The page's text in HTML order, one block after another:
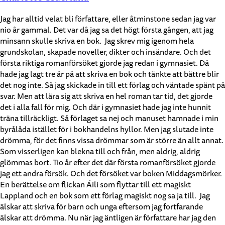
Jag har alltid velat bli författare, eller åtminstone sedan jag var
nio år gammal. Det var då jag sa det högt första gången, att jag
minsann skulle skriva en bok. Jag skrev mig igenom hela
grundskolan, skapade noveller, dikter och insändare. Och det
första riktiga romanförsöket gjorde jag redan i gymnasiet. Då
hade jag lagt tre år på att skriva en bok och tänkte att bättre blir
det nog inte. Så jag skickade in till ett förlag och väntade spänt på
svar. Men att lära sig att skriva en hel roman tar tid, det gjorde
det i alla fall för mig. Och där i gymnasiet hade jag inte hunnit
träna tillräckligt. Så förlaget sa nej och manuset hamnade i min
byrålåda istället för i bokhandelns hyllor. Men jag slutade inte
drömma, för det finns vissa drömmar som är större än allt annat.
Som visserligen kan blekna till och från, men aldrig, aldrig
glömmas bort. Tio år efter det där första romanförsöket gjorde
jag ett andra försök. Och det försöket var boken Middagsmörker.
En berättelse om flickan Áili som flyttar till ett magiskt
Lappland och en bok som ett förlag magiskt nog sa ja till. Jag
älskar att skriva för barn och unga eftersom jag fortfarande
älskar att drömma. Nu när jag äntligen är författare har jag den